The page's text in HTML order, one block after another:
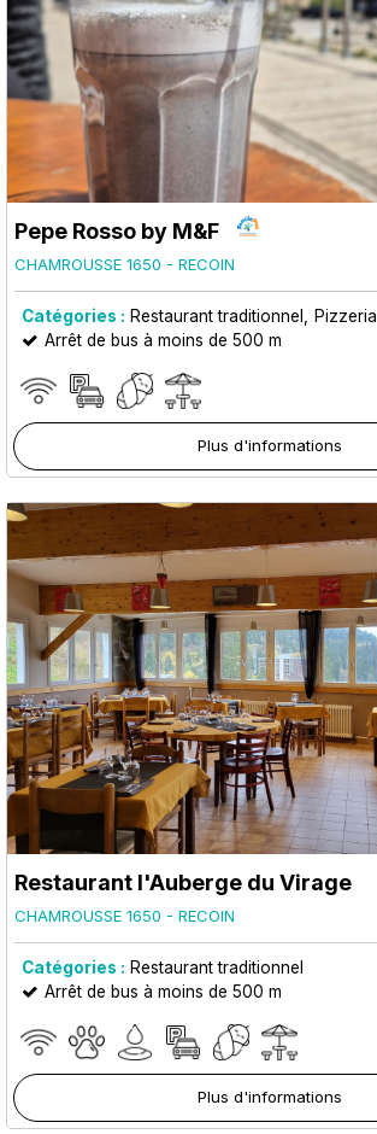
Pepe Rosso by M&F
CHAMROUSSE 1650 - RECOIN
Catégories : Restaurant traditionnel
Pizzeria
Arrêt de bus à moins de 500 m
Plus d'informations
Restaurant l'Auberge du Virage
CHAMROUSSE 1650 - RECOIN
Catégories : Restaurant traditionnel
Arrêt de bus à moins de 500 m
Plus d'informations